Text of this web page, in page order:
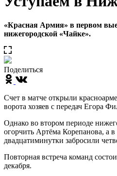
«Красная Армия» в первом
нижегородской «Чайке».
Поделиться
Счет в матче открыли
ворота хозяев с передач Егора
Однако во втором периоде
огорчить Артёма Корепанова, а в
двадцатиминутки забросили
Повторная встреча команд
декабря.